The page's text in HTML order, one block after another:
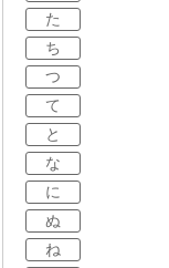
た
ち
つ
て
と
な
に
ぬ
ね